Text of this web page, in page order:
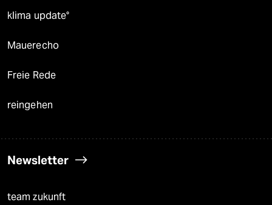
klima update°
Mauerecho
Freie Rede
reingehen
Newsletter
team zukunft